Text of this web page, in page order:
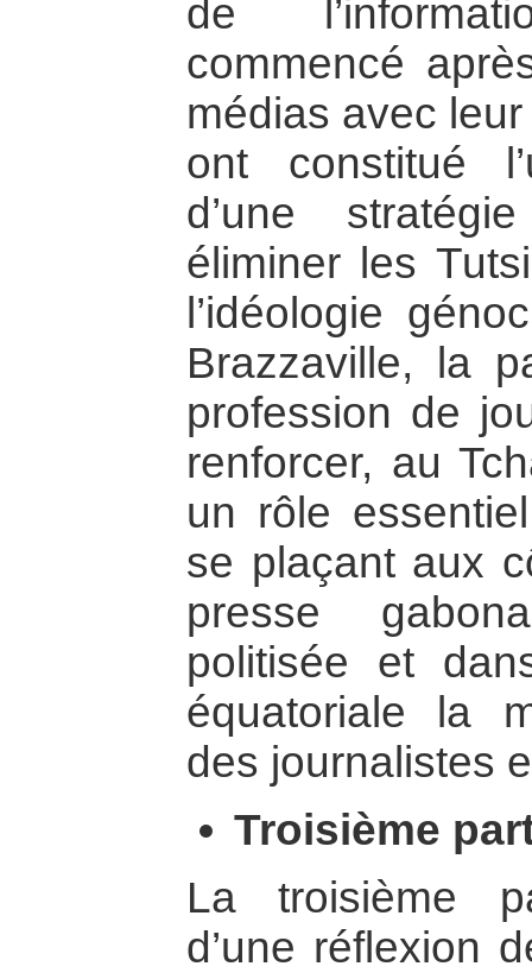
de
commencé
médias avec
ont constitué
d’une
éliminer les
l’idéologie
Brazzaville, la
profession de
renforcer, au
un rôle
se plaçant aux
presse
politisée et
équatoriale la
des journalistes
Troisième
La troisième
d’une réflexion